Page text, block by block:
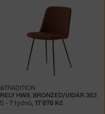
RELY HW8, BRONZED/VIDAR 363
&TRADITION
5 - 7 týdnů, 17 876 Kč